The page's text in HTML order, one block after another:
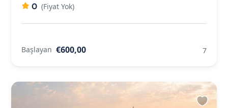
0 (Fiyat Yok)
Başlayan €600,00 7